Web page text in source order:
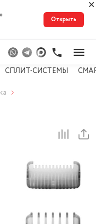
Открыть
СПЛИТ-СИСТЕМЫ